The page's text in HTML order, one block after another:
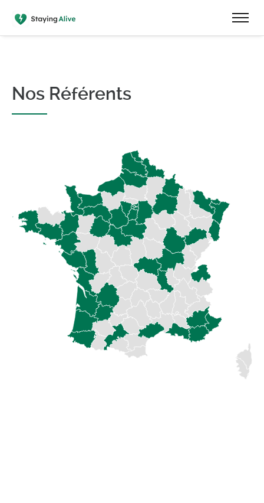
Nos Référents